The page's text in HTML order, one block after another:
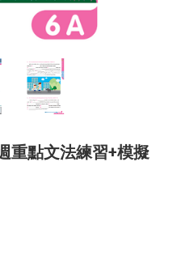
重點文法練習+模擬